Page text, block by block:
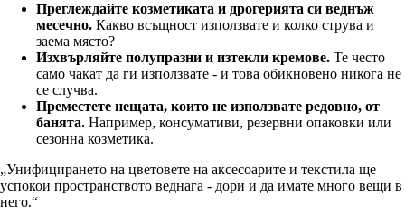
Преглеждайте козметиката и дрогерията си веднъж
месечно. Какво всъщност използвате и колко струва и
заема място?
Изхвърляйте полупразни и изтекли кремове. Те често
само чакат да ги използвате - и това обикновено никога не
се случва.
Преместете нещата, които не използвате редовно, от
банята. Например, консумативи, резервни опаковки или
сезонна козметика.
„Унифицирането на цветовете на аксесоарите и текстила ще
успокои пространството веднага - дори и да имате много вещи в
него.“